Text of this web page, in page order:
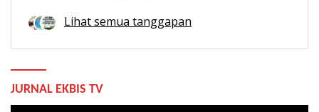
Lihat semua tanggapan
JURNAL EKBIS TV